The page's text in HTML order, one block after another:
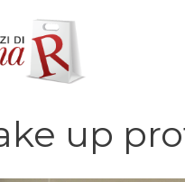
up